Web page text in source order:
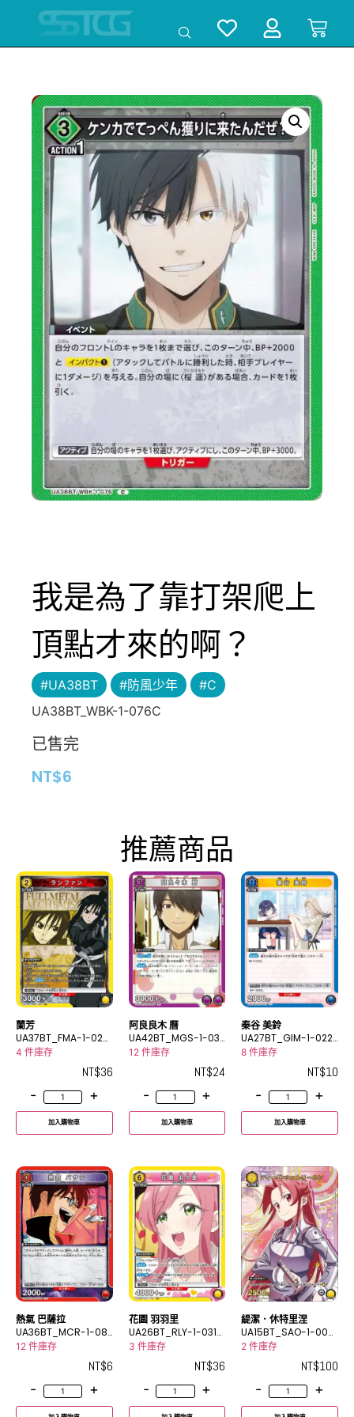
我是為了靠打架爬上
頂點才來的啊？
#UA38BT #防風少年
#C
UA38BT_WBK-1-076C
已售完
NT$6
推薦商品
蘭芳
UA37BT_FMA-1-023
SR
4 件庫存
NT$36
-
+
加入購物車
阿良良木 曆
UA42BT_MGS-1-03
9R
12 件庫存
NT$24
-
+
加入購物車
秦谷 美鈴
UA27BT_GIM-1-022
U
8 件庫存
NT$10
-
+
加入購物車
熱氣 巴薩拉
UA36BT_MCR-1-08
0C
12 件庫存
NT$6
-
+
花園 羽羽里
UA26BT_RLY-1-031S
R
3 件庫存
NT$36
-
+
緹潔．休特里涅
UA15BT_SAO-1-003
_2U★
2 件庫存
NT$100
-
+